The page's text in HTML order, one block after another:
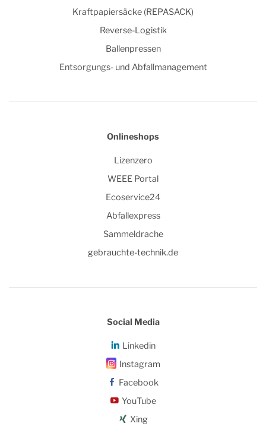
Kraftpapiersäcke (REPASACK)
Reverse-Logistik
Ballenpressen
Entsorgungs- und Abfallmanagement
Onlineshops
Lizenzero
WEEE Portal
Ecoservice24
Abfallexpress
Sammeldrache
gebrauchte-technik.de
Social Media
Linkedin
Instagram
Facebook
YouTube
Xing